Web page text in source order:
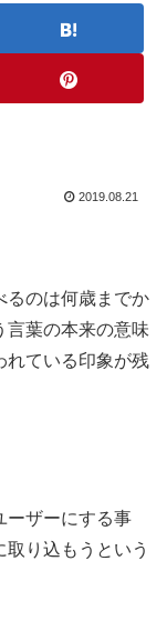
2019.08.21
るのは何歳までか
言葉の本来の意味
れている印象が残
ーザーにする事
り込もうという